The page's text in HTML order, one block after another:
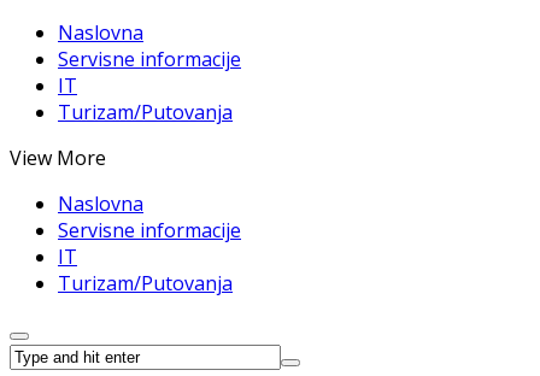
Naslovna
Servisne informacije
IT
Turizam/Putovanja
View More
Naslovna
Servisne informacije
IT
Turizam/Putovanja